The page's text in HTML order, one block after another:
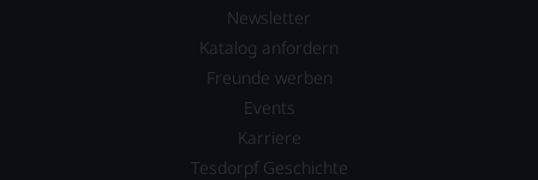
Newsletter
Katalog anfordern
Freunde werben
Events
Karriere
Tesdorpf Geschichte